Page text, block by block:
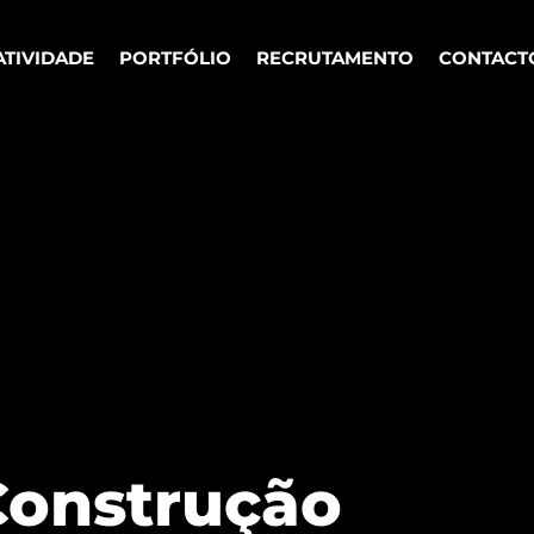
PORTFÓLIO RECRUTAMENTO
PORTFÓLIO RECRUTAMENTO